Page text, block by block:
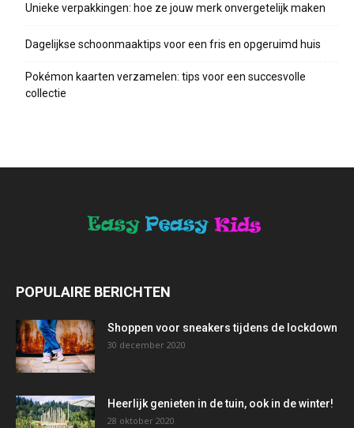
Unieke verpakkingen: hoe ze jouw merk onvergetelijk maken
Dagelijkse schoonmaaktips voor een fris en opgeruimd huis
Pokémon kaarten verzamelen: tips voor een succesvolle
collectie
POPULAIRE BERICHTEN
Shoppen voor sneakers tijdens de lockdown
30 december 2020
Heerlijk genieten in de tuin, ook in de winter!
28 oktober 2020